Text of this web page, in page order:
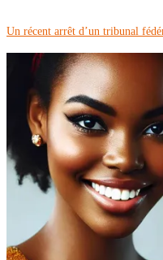
Un récent arrêt d’un tribunal